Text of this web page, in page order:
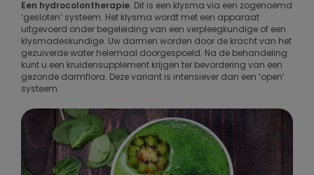
Een hydrocolontherapie. Dit is een klysma via een zogenoemd
‘gesloten’ systeem. Het klysma wordt met een apparaat
uitgevoerd onder begeleiding van een verpleegkundige of een
klysmadeskundige. Uw darmen worden door de kracht van het
gezuiverde water helemaal doorgespoeld. Na de behandeling
kunt u een kruidensupplement krijgen ter bevordering van een
gezonde darmflora. Deze variant is intensiever dan een ‘open’
systeem.